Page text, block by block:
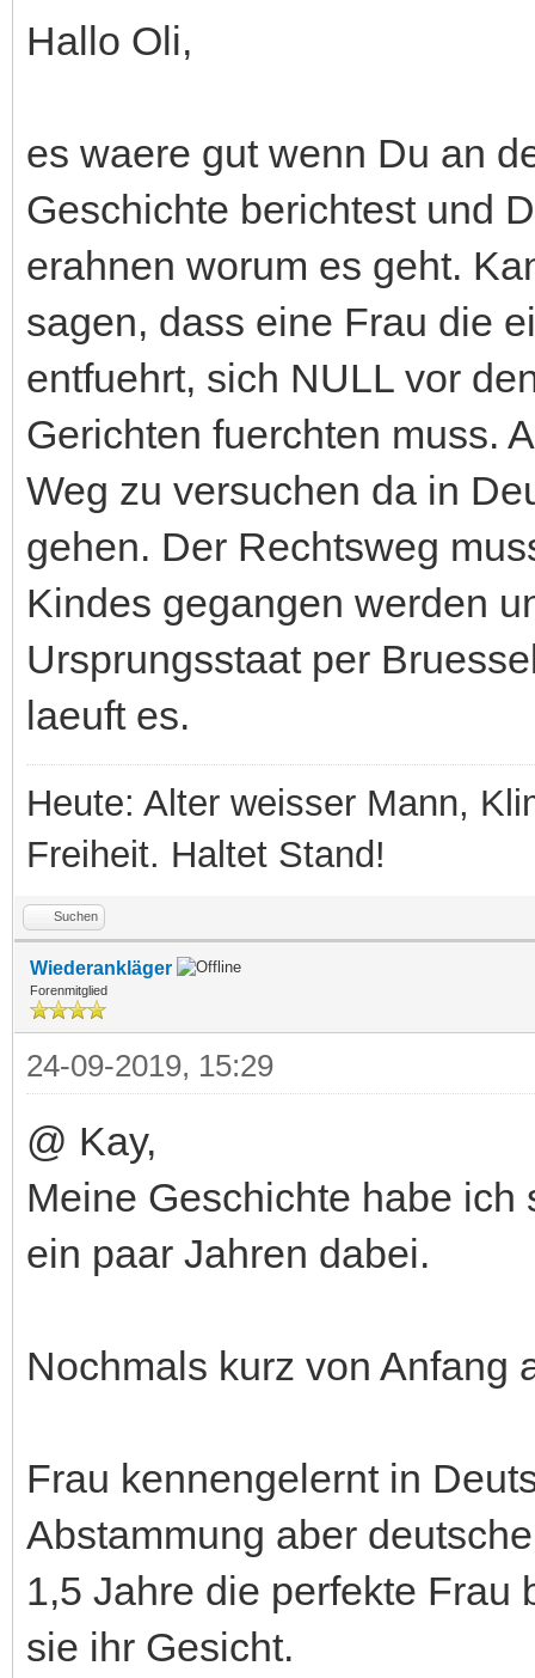
Hallo Oli,
es waere gut wenn Du an
Geschichte berichtest und
erahnen worum es geht.
sagen, dass eine Frau die
entfuehrt, sich NULL vor
Gerichten fuerchten muss.
Weg zu versuchen da in
gehen. Der Rechtsweg
Kindes gegangen werden
Ursprungsstaat per
laeuft es.
Heute: Alter weisser Mann,
Freiheit. Haltet Stand!
Suchen
Wiederankläger
Forenmitglied
24-09-2019, 15:29
@ Kay,
Meine Geschichte habe
ein paar Jahren dabei.
Nochmals kurz von Anfang
Frau kennengelernt in
Abstammung aber
1,5 Jahre die perfekte Frau
sie ihr Gesicht.